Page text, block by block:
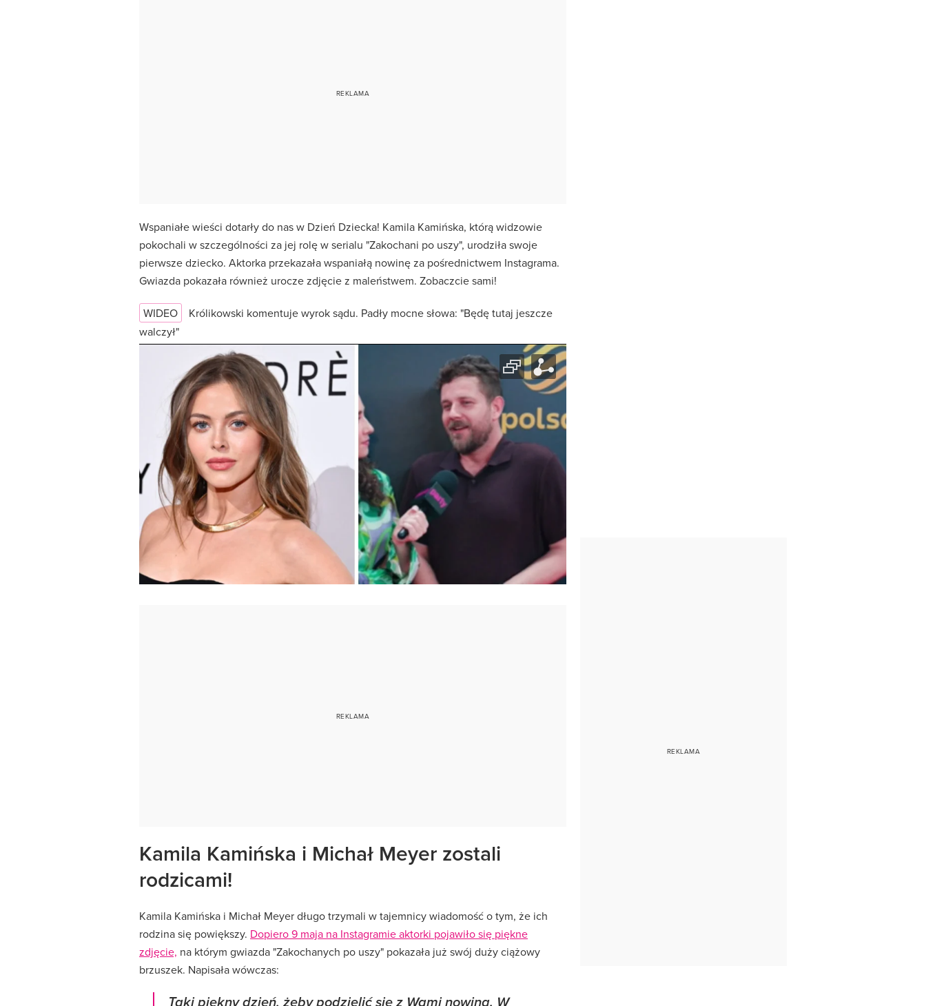
Wspaniałe wieści dotarły do nas w Dzień Dziecka! Kamila Kamińska, którą widzowie
pokochali w szczególności za jej rolę w serialu "Zakochani po uszy", urodziła swoje
pierwsze dziecko. Aktorka przekazała wspaniałą nowinę za pośrednictwem Instagrama.
Gwiazda pokazała również urocze zdjęcie z maleństwem. Zobaczcie sami!
WIDEO
Królikowski komentuje wyrok sądu. Padły mocne słowa: "Będę tutaj jeszcze
walczył"
Kamila Kamińska i Michał Meyer zostali
rodzicami!
Kamila Kamińska i Michał Meyer długo trzymali w tajemnicy wiadomość o tym, że ich
rodzina się powiększy. Dopiero 9 maja na Instagramie aktorki pojawiło się piękne
zdjęcie, na którym gwiazda "Zakochanych po uszy" pokazała już swój duży ciążowy
brzuszek. Napisała wówczas: